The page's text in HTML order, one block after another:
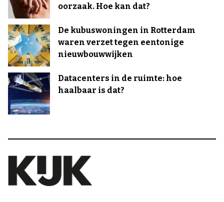
oorzaak. Hoe kan dat?
De kubuswoningen in Rotterdam
waren verzet tegen eentonige
nieuwbouwwijken
Datacenters in de ruimte: hoe
haalbaar is dat?